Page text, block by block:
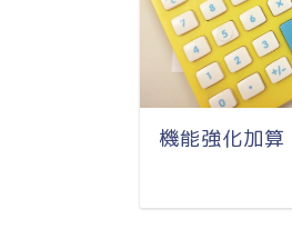
機能強化加算